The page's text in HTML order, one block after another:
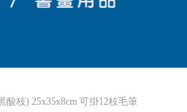
枝) 25x35x8cm 可掛12枝毛筆